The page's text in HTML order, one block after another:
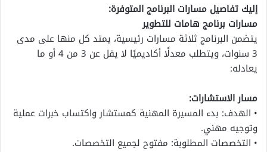
إليك تفاصيل مسارات البرنامج المتوفرة:
مسارات برنامج هامات للتطوير
يتضمن البرنامج ثلاثة مسارات رئيسية، يمتد كل منها على مدى
3 سنوات، ويتطلب معدلًا أكاديميًا لا يقل عن 3 من 4 أو ما
يعادله:
مسار الاستشارات:
• الهدف: بدء المسيرة المهنية كمستشار واكتساب خبرات عملية
وتوجيه مهني.
• التخصصات المطلوبة: مفتوح لجميع التخصصات.